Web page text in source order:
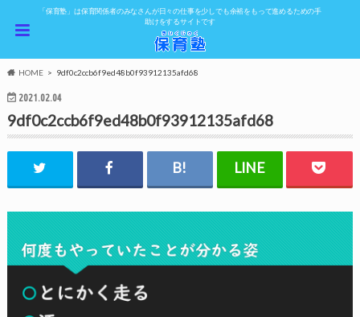
「保育塾」は保育関係者のみなさんが日々の仕事を少しでも余裕をもって進めるための手
助けをするサイトです
HOME 9df0c2ccb6f9ed48b0f93912135afd68
2021.02.04
9df0c2ccb6f9ed48b0f93912135afd68